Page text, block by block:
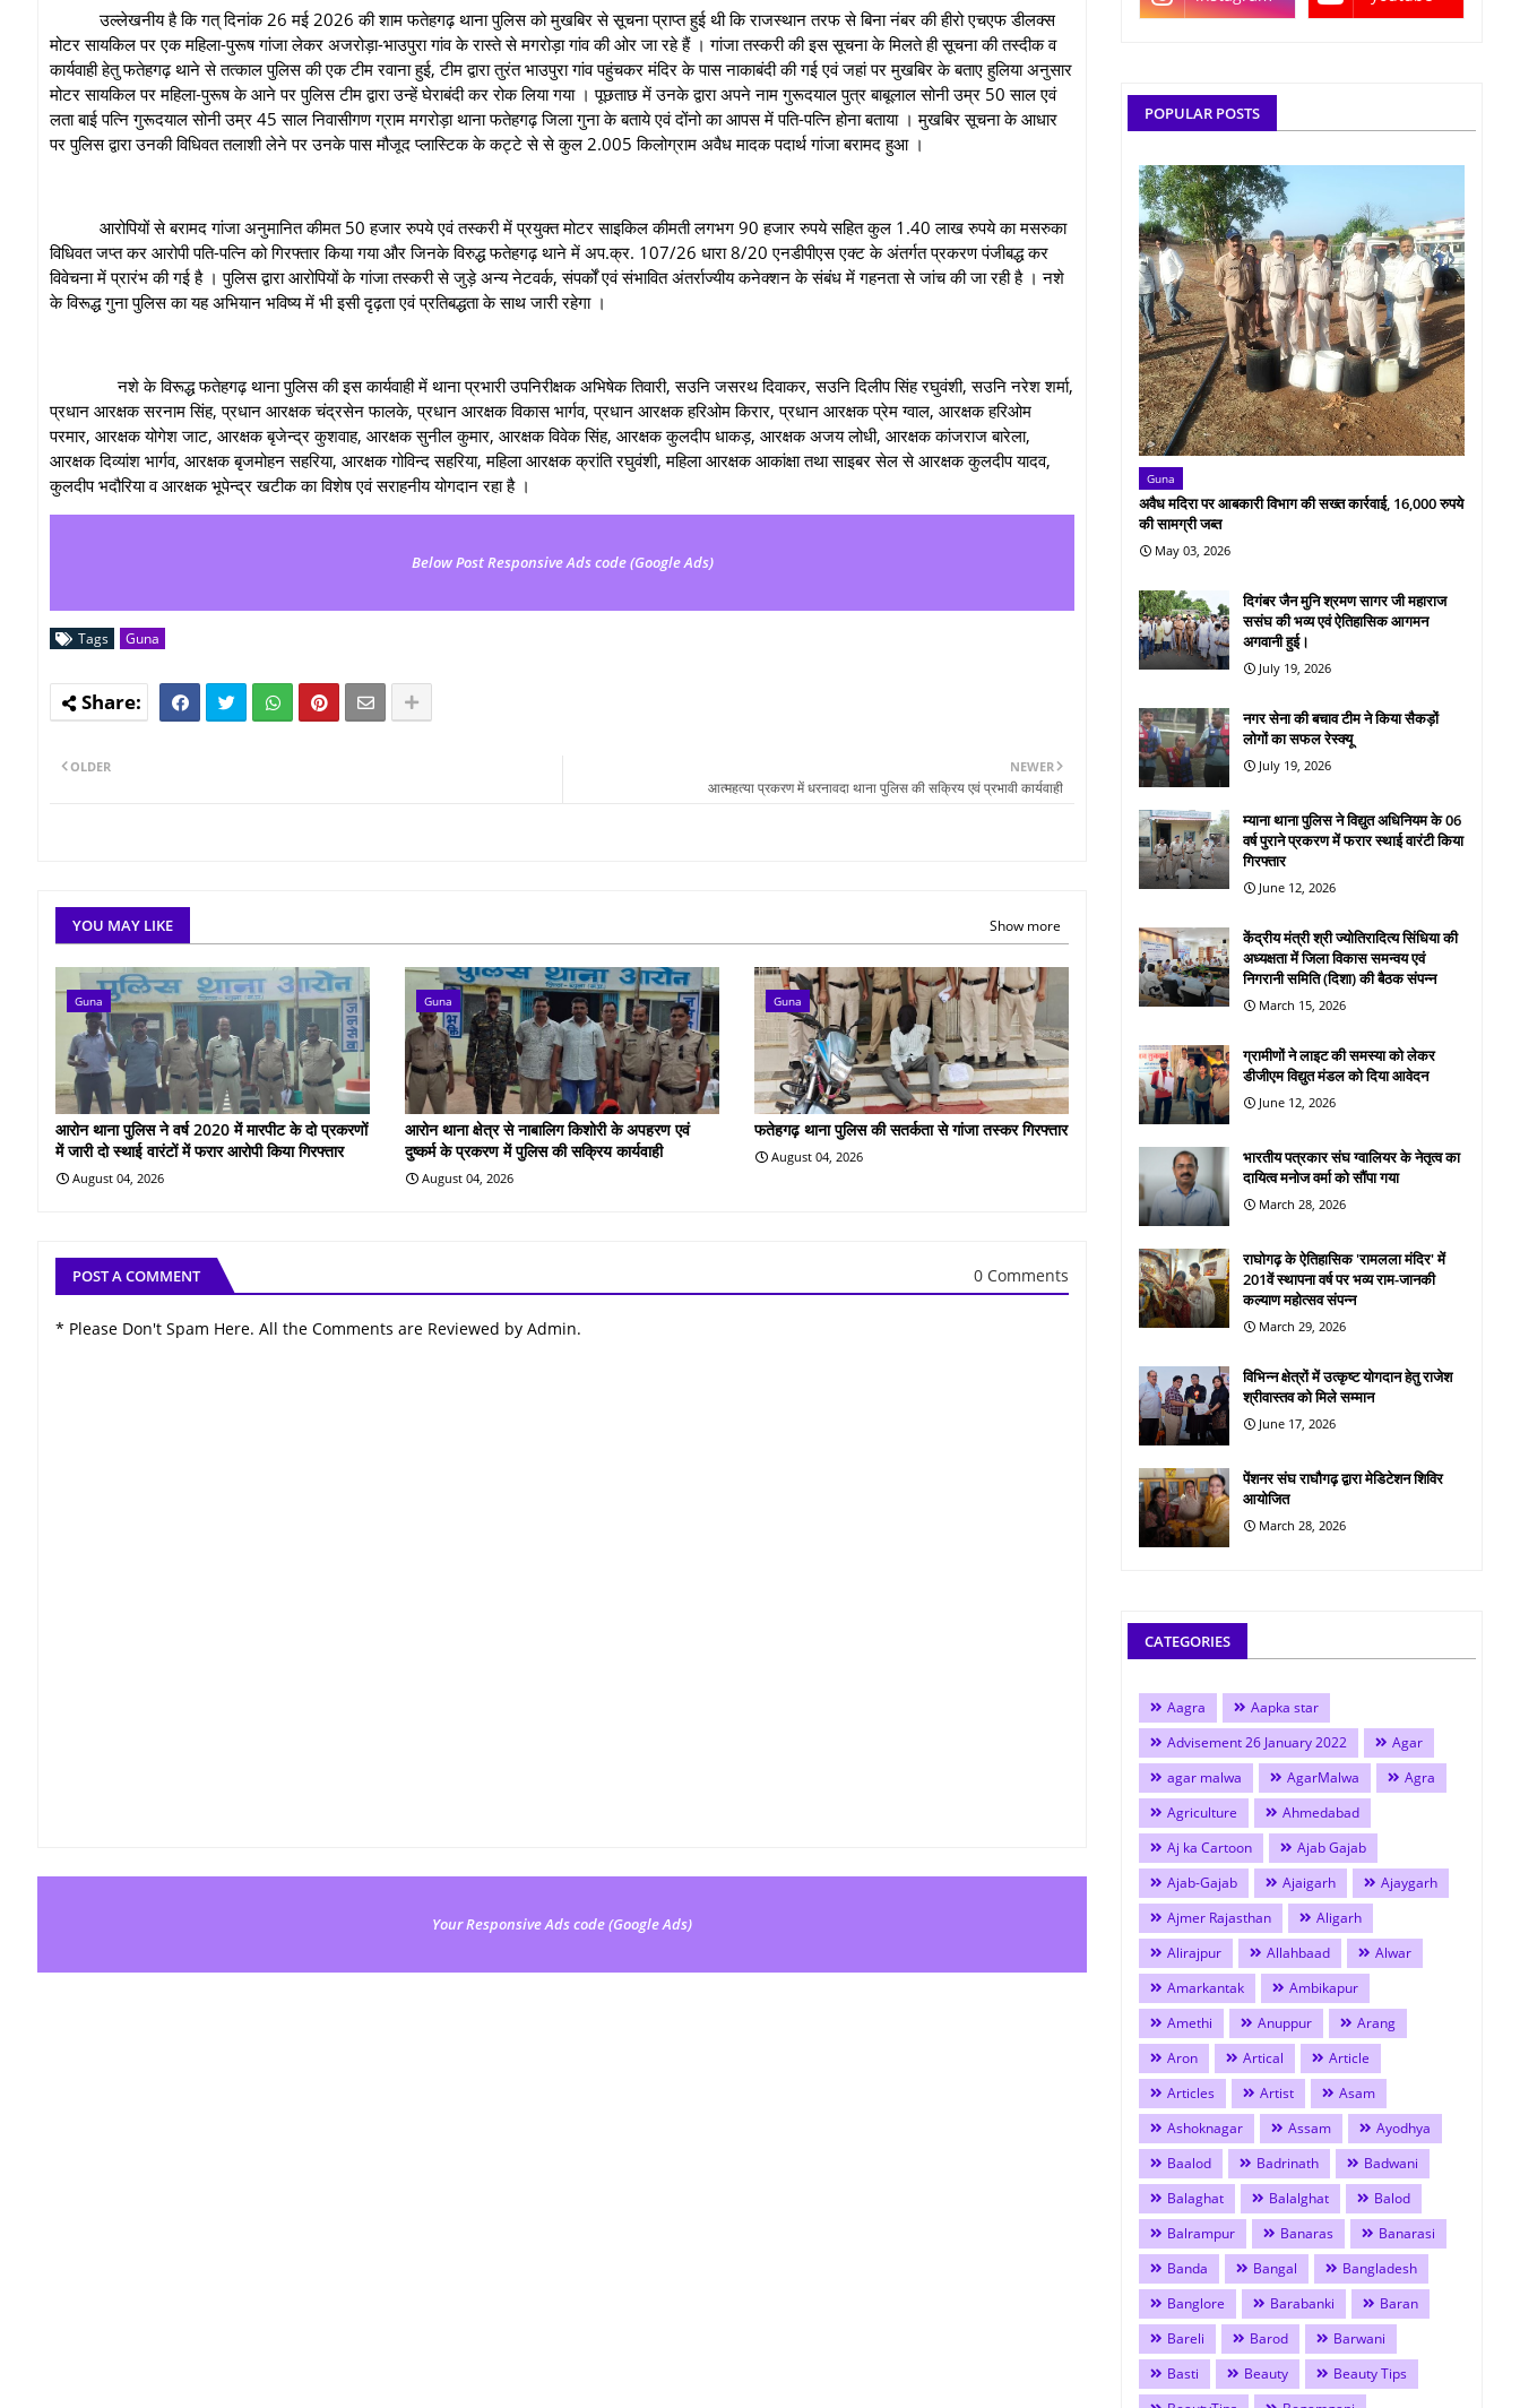
उल्लेखनीय है कि गत् दिनांक 26 मई 2026 की शाम फतेहगढ़ थाना पुलिस को मुखबिर से सूचना प्राप्त हुई थी कि राजस्थान तरफ से बिना नंबर की हीरो एचएफ डीलक्स
मोटर सायकिल पर एक महिला-पुरूष गांजा लेकर अजरोड़ा-भाउपुरा गांव के रास्ते से मगरोड़ा गांव की ओर जा रहे हैं । गांजा तस्करी की इस सूचना के मिलते ही सूचना की तस्दीक व
कार्यवाही हेतु फतेहगढ़ थाने से तत्काल पुलिस की एक टीम रवाना हुई, टीम द्वारा तुरंत भाउपुरा गांव पहुंचकर मंदिर के पास नाकाबंदी की गई एवं जहां पर मुखबिर के बताए हुलिया अनुसार
मोटर सायकिल पर महिला-पुरूष के आने पर पुलिस टीम द्वारा उन्हें घेराबंदी कर रोक लिया गया । पूछताछ में उनके द्वारा अपने नाम गुरूदयाल पुत्र बाबूलाल सोनी उम्र 50 साल एवं
लता बाई पत्नि गुरूदयाल सोनी उम्र 45 साल निवासीगण ग्राम मगरोड़ा थाना फतेहगढ़ जिला गुना के बताये एवं दोंनो का आपस में पति-पत्नि होना बताया । मुखबिर सूचना के आधार
पर पुलिस द्वारा उनकी विधिवत तलाशी लेने पर उनके पास मौजूद प्लास्टिक के कट्टे से से कुल 2.005 किलोग्राम अवैध मादक पदार्थ गांजा बरामद हुआ ।
आरोपियों से बरामद गांजा अनुमानित कीमत 50 हजार रुपये एवं तस्करी में प्रयुक्त मोटर साइकिल कीमती लगभग 90 हजार रुपये सहित कुल 1.40 लाख रुपये का मसरुका
विधिवत जप्त कर आरोपी पति-पत्नि को गिरफ्तार किया गया और जिनके विरुद्ध फतेहगढ़ थाने में अप.क्र. 107/26 धारा 8/20 एनडीपीएस एक्ट के अंतर्गत प्रकरण पंजीबद्ध कर
विवेचना में प्रारंभ की गई है । पुलिस द्वारा आरोपियों के गांजा तस्करी से जुड़े अन्य नेटवर्क, संपर्कों एवं संभावित अंतर्राज्यीय कनेक्शन के संबंध में गहनता से जांच की जा रही है । नशे
के विरूद्ध गुना पुलिस का यह अभियान भविष्य में भी इसी दृढ़ता एवं प्रतिबद्धता के साथ जारी रहेगा ।
नशे के विरूद्ध फतेहगढ़ थाना पुलिस की इस कार्यवाही में थाना प्रभारी उपनिरीक्षक अभिषेक तिवारी, सउनि जसरथ दिवाकर, सउनि दिलीप सिंह रघुवंशी, सउनि नरेश शर्मा,
प्रधान आरक्षक सरनाम सिंह, प्रधान आरक्षक चंद्रसेन फालके, प्रधान आरक्षक विकास भार्गव, प्रधान आरक्षक हरिओम किरार, प्रधान आरक्षक प्रेम ग्वाल, आरक्षक हरिओम
परमार, आरक्षक योगेश जाट, आरक्षक बृजेन्द्र कुशवाह, आरक्षक सुनील कुमार, आरक्षक विवेक सिंह, आरक्षक कुलदीप धाकड़, आरक्षक अजय लोधी, आरक्षक कांजराज बारेला,
आरक्षक दिव्यांश भार्गव, आरक्षक बृजमोहन सहरिया, आरक्षक गोविन्द सहरिया, महिला आरक्षक क्रांति रघुवंशी, महिला आरक्षक आकांक्षा तथा साइबर सेल से आरक्षक कुलदीप यादव,
कुलदीप भदौरिया व आरक्षक भूपेन्द्र खटीक का विशेष एवं सराहनीय योगदान रहा है ।
Below Post Responsive Ads code (Google Ads)
Tags Guna
NEWER
आत्महत्या प्रकरण में धरनावदा थाना पुलिस की सक्रिय एवं प्रभावी कार्यवाही
OLDER
YOU MAY LIKE Show more
Guna
आरोन थाना पुलिस ने वर्ष 2020 में मारपीट के दो प्रकरणों
में जारी दो स्थाई वारंटों में फरार आरोपी किया गिरफ्तार
August 04, 2026
Guna
आरोन थाना क्षेत्र से नाबालिग किशोरी के अपहरण एवं
दुष्कर्म के प्रकरण में पुलिस की सक्रिय कार्यवाही
August 04, 2026
Guna
फतेहगढ़ थाना पुलिस की सतर्कता से गांजा तस्कर गिरफ्तार
August 04, 2026
POST A COMMENT 0 Comments
* Please Don't Spam Here. All the Comments are Reviewed by Admin.
Your Responsive Ads code (Google Ads)
POPULAR POSTS
Guna
अवैध मदिरा पर आबकारी विभाग की सख्त कार्रवाई, 16,000 रुपये
की सामग्री जब्त
May 03, 2026
दिगंबर जैन मुनि श्रमण सागर जी महाराज
ससंघ की भव्य एवं ऐतिहासिक आगमन
अगवानी हुई।
July 19, 2026
नगर सेना की बचाव टीम ने किया सैकड़ों
लोगों का सफल रेस्क्यू
July 19, 2026
म्याना थाना पुलिस ने विद्युत अधिनियम के 06
वर्ष पुराने प्रकरण में फरार स्थाई वारंटी किया
गिरफ्तार
June 12, 2026
केंद्रीय मंत्री श्री ज्योतिरादित्य सिंधिया की
अध्यक्षता में जिला विकास समन्वय एवं
निगरानी समिति (दिशा) की बैठक संपन्न
March 15, 2026
ग्रामीणों ने लाइट की समस्या को लेकर
डीजीएम विद्युत मंडल को दिया आवेदन
June 12, 2026
भारतीय पत्रकार संघ ग्वालियर के नेतृत्व का
दायित्व मनोज वर्मा को सौंपा गया
March 28, 2026
राघोगढ़ के ऐतिहासिक 'रामलला मंदिर' में
201वें स्थापना वर्ष पर भव्य राम-जानकी
कल्याण महोत्सव संपन्न
March 29, 2026
विभिन्न क्षेत्रों में उत्कृष्ट योगदान हेतु राजेश
श्रीवास्तव को मिले सम्मान
June 17, 2026
पेंशनर संघ राघौगढ़ द्वारा मेडिटेशन शिविर
आयोजित
March 28, 2026
CATEGORIES
Aagra
Aapka star
Advisement 26 January 2022
Agar
agar malwa
AgarMalwa
Agra
Agriculture
Ahmedabad
Aj ka Cartoon
Ajab Gajab
Ajab-Gajab
Ajaigarh
Ajaygarh
Ajmer Rajasthan
Aligarh
Alirajpur
Allahbaad
Alwar
Amarkantak
Ambikapur
Amethi
Anuppur
Arang
Aron
Artical
Article
Articles
Artist
Asam
Ashoknagar
Assam
Ayodhya
Baalod
Badrinath
Badwani
Balaghat
Balalghat
Balod
Balrampur
Banaras
Banarasi
Banda
Bangal
Bangladesh
Banglore
Barabanki
Baran
Bareli
Barod
Barwani
Basti
Beauty
Beauty Tips